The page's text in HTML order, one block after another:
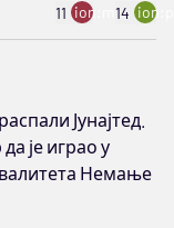
11 ion:minus
14
Јунајтед.
је играо у
Немање